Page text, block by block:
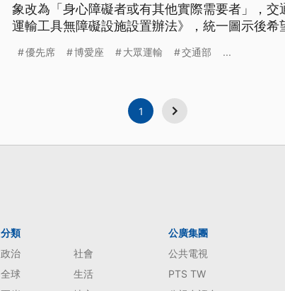
象改為「身心障礙者或有其他實際需要者」，
運輸工具無障礙設施設置辦法》，統一圖示後希
優先席 博愛座 大眾運輸 交通部 ...
1
分類
政治
社會
全球
生活
公廣集團
公共電視
PTS TW